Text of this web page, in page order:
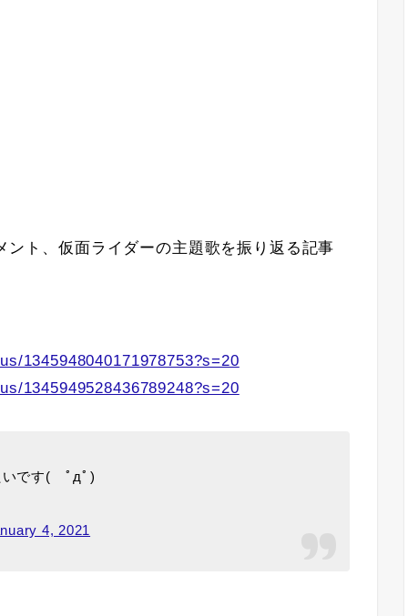
ト、仮面ライダーの主題歌を振り返る記事
1345948040171978753?s=20
1345949528436789248?s=20
いです( ﾟдﾟ)
4, 2021